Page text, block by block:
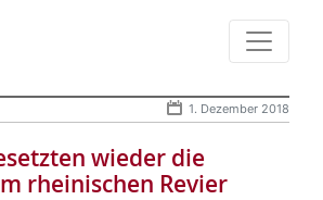
1. Dezember 2018
wieder die
rheinischen Revier